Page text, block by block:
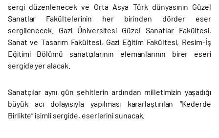
sergi düzenlenecek ve Orta Asya Türk dünyasının Güzel
Sanatlar Fakültelerinin her birinden dörder eser
sergilenecek. Gazi Üniversitesi Güzel Sanatlar Fakültesi,
Sanat ve Tasarım Fakültesi, Gazi Eğitim Fakültesi, Resim-İş
Eğitimi Bölümü sanatçılarının elemanlarının birer eseri
sergide yer alacak.
Sanatçılar aynı gün şehitlerin ardından milletimizin yaşadığı
büyük acı dolayısıyla yapılması kararlaştırılan “Kederde
Birlikte” isimli sergide, eserlerini sunacak.